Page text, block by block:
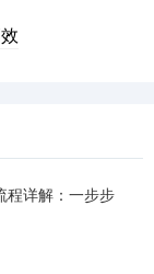
程详解：一步步